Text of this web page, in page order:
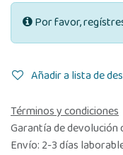
Por favor,
Añadir a lista de
Términos y condiciones
Garantía de devolución
Envío: 2-3 días